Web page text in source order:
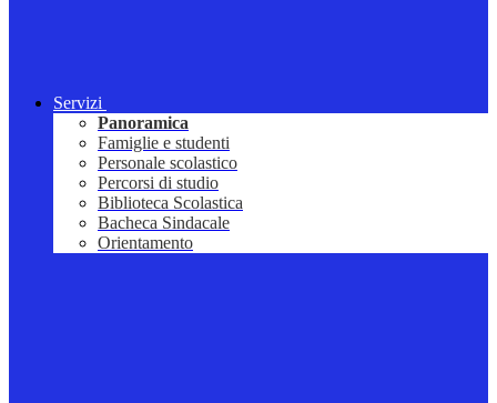
Servizi
Panoramica
Famiglie e studenti
Personale scolastico
Percorsi di studio
Biblioteca Scolastica
Bacheca Sindacale
Orientamento